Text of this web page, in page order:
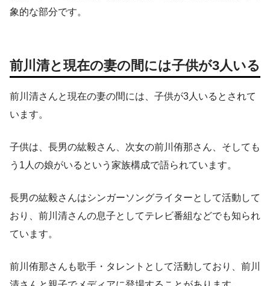
象的な部分です。
前川清と現在の妻の間には子供が3人いる
前川清さんと現在の妻の間には、子供が3人いるとされて
います。
子供は、長男の紘毅さん、次女の前川侑那さん、そしても
う1人の娘がいるという家族構成で語られています。
長男の紘毅さんはシンガーソングライターとして活動して
おり、前川清さんの息子としてテレビ番組などでも知られ
ています。
前川侑那さんも歌手・タレントとして活動しており、前川